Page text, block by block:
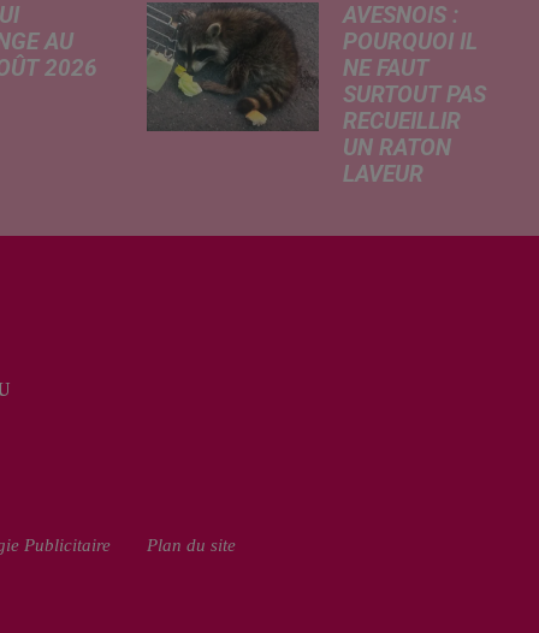
AU
2026
sur le
scolaire...
AVESNOIS :
POURQUOI IL
NE FAUT
SURTOUT PAS
RECUEILLIR
UN RATON
LAVEUR
Publicitaire Plan du site